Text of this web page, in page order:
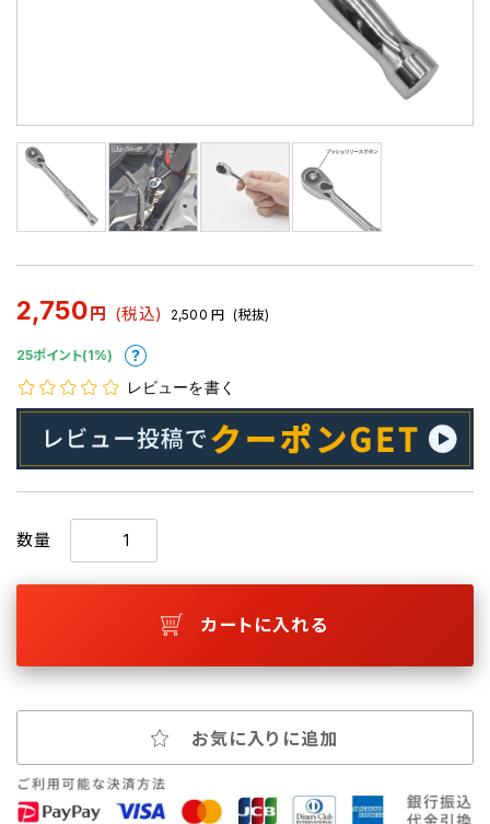
2,750 円 (税込) 2,500 円 (税抜)
25ポイント(1%)
レビューを書く
数量
カートに入れる
お気に入りに追加